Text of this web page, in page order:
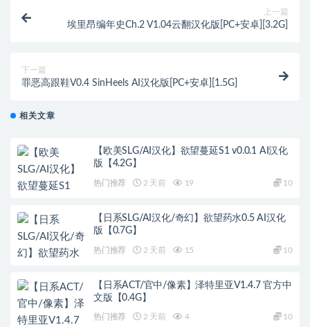
上一篇
埃里昂编年史Ch.2 V1.04云翻汉化版[PC+安卓][3.2G]
下一篇
罪恶高跟鞋V0.4 SinHeels AI汉化版[PC+安卓][1.5G]
相关文章
【欧美SLG/AI汉化】欲望蔓延S1 v0.0.1 AI汉化
版【4.2G】
热门推荐 2 天前 19 10
【日系SLG/AI汉化/奇幻】欲望药水0.5 AI汉化
版【0.7G】
热门推荐 2 天前 15 10
【日系ACT/官中/像素】泽特里亚V1.4.7 官方中
文版【0.4G】
热门推荐 2 天前 4 10